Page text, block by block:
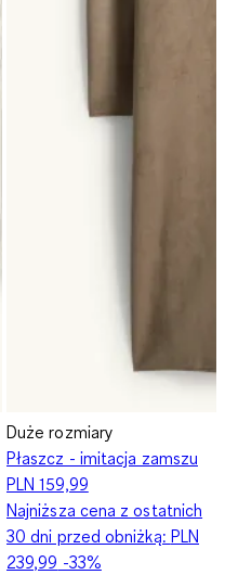
Duże rozmiary
Płaszcz - imitacja zamszu
PLN 159,99
Najniższa cena z ostatnich
30 dni przed obniżką: PLN
239,99 -33%